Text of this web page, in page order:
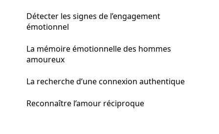
Détecter les signes de l’engagement
émotionnel
La mémoire émotionnelle des hommes
amoureux
La recherche d’une connexion authentique
Reconnaître l’amour réciproque